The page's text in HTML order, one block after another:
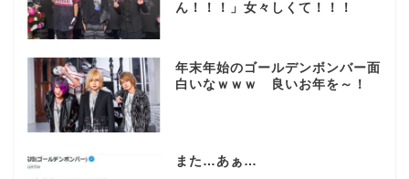
ん！！！」女々しくて！！！
年末年始のゴールデンボンバー面
白いなｗｗｗ 良いお年を～！
また…あぁ…